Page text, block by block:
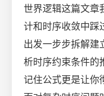
世界逻辑这篇文章
计和时序收敛中踩
出发一步步拆解建
析时序约束条件的
记住公式更是让你